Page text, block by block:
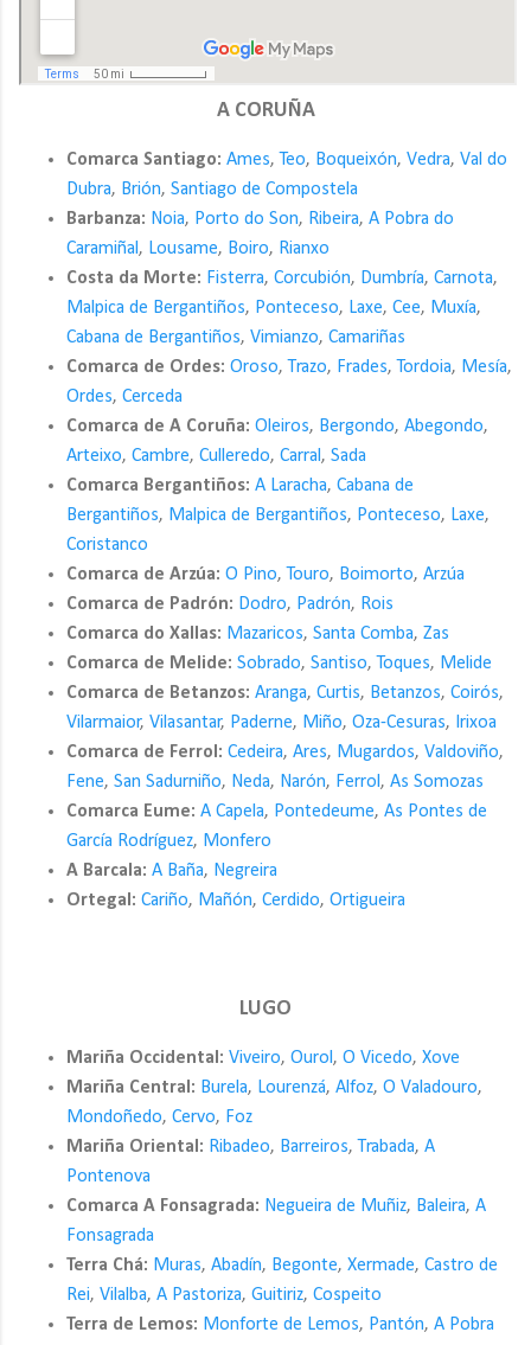
A CORUÑA
Comarca Santiago: Ames, Teo, Boqueixón, Vedra, Val do
Dubra, Brión, Santiago de Compostela
Barbanza: Noia, Porto do Son, Ribeira, A Pobra do
Caramiñal , Lousame, Boiro, Rianxo
Costa da Morte: Fisterra, Corcubión, Dumbría, Carnota,
Malpica de Bergantiños, Ponteceso, Laxe, Cee, Muxía,
Cabana de Bergantiños, Vimianzo, Camariñas
Comarca de Ordes: Oroso, Trazo, Frades, Tordoia, Mesía,
Ordes, Cerceda
Comarca de A Coruña: Oleiros, Bergondo, Abegondo,
Arteixo, Cambre, Culleredo, Carral , Sada
Comarca Bergantiños: A Laracha, Cabana de
Bergantiños, Malpica de Bergantiños, Ponteceso, Laxe,
Coristanco
Comarca de Arzúa: O Pino, Touro, Boimorto, Arzúa
Comarca de Padrón: Dodro, Padrón, Rois
Comarca do Xallas: Mazaricos, Santa Comba, Zas
Comarca de Melide: Sobrado, Santiso, Toques, Melide
Comarca de Betanzos: Aranga, Curtis, Betanzos, Coirós,
Vilarmaior, Vilasantar, Paderne, Miño, Oza-Cesuras, Irixoa
Comarca de Ferrol: Cedeira, Ares, Mugardos, Valdoviño,
Fene, San Sadurniño, Neda, Narón, Ferrol , As Somozas
Comarca Eume: A Capela, Pontedeume, As Pontes de
García Rodríguez, Monfero
A Barcala: A Baña, Negreira
Ortegal: Cariño, Mañón, Cerdido, Ortigueira
LUGO
Mariña Occidental: Viveiro, Ourol , O Vicedo, Xove
Mariña Central: Burela, Lourenzá, Alfoz, O Valadouro,
Mondoñedo, Cervo, Foz
Mariña Oriental: Ribadeo, Barreiros, Trabada, A
Pontenova
Comarca A Fonsagrada: Negueira de Muñiz, Baleira, A
Fonsagrada
Terra Chá: Muras, Abadín, Begonte, Xermade, Castro de
Rei, Vilalba, A Pastoriza, Guitiriz, Cospeito
Terra de Lemos: Monforte de Lemos, Pantón, A Pobra